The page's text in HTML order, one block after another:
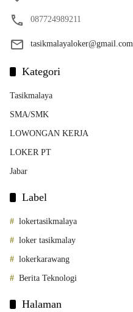
087724989211
tasikmalayaloker@gmail.com
Kategori
Tasikmalaya
SMA/SMK
LOWONGAN KERJA
LOKER PT
Jabar
Label
lokertasikmalaya
loker tasikmalay
lokerkarawang
Berita Teknologi
Halaman